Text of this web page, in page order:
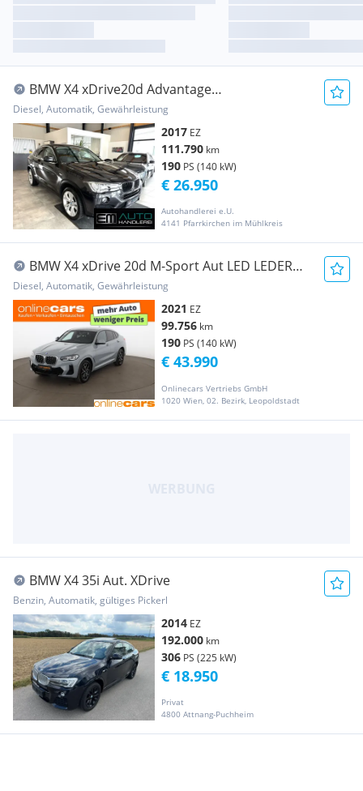
BMW X4 xDrive20d Advantage
*XENON*PDC*NAV*RFK*
Diesel, Automatik, Gewährleistung
2017 EZ
111.790 km
190 PS (140 kW)
Autohandlerei e.U.
4141 Pfarrkirchen im Mühlkreis
€ 26.950
BMW X4 xDrive 20d M-Sport Aut LED LEDER
NAVI SITZHZG
Diesel, Automatik, Gewährleistung
2021 EZ
99.756 km
190 PS (140 kW)
Onlinecars Vertriebs GmbH
1020 Wien, 02. Bezirk, Leopoldstadt
€ 43.990
BMW X4 35i Aut. XDrive
Benzin, Automatik, gültiges Pickerl
2014 EZ
192.000 km
306 PS (225 kW)
Privat
4800 Attnang-Puchheim
€ 18.950